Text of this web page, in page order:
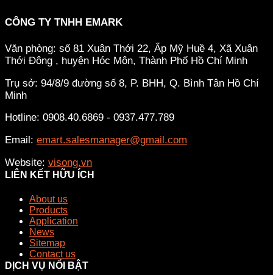
CÔNG TY TNHH EMARK
Văn phòng: số 81 Xuân Thới 22, Ấp Mỹ Huề 4, Xã Xuân
Thới Đông , huyện Hóc Môn, Thành Phố Hồ Chí Minh
Trụ sở: 94/8/9 đường số 8, P. BHH, Q. Bình Tân Hồ Chí
Minh
Hotline: 0908.40.6869 - 0937.477.789
Email: emart.salesmanager@gmail.com
Website: visong.vn
LIÊN KẾT HỮU ÍCH
About us
Products
Application
News
Sitemap
Contact us
DỊCH VỤ NỔI BẬT